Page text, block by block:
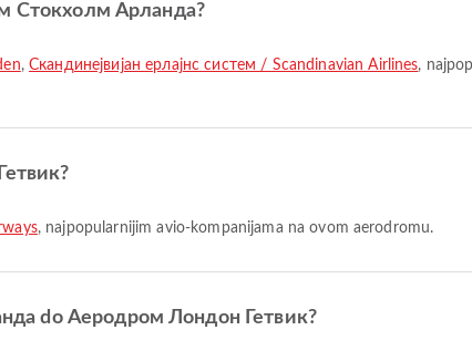
Стокхолм Арланда?
,Скандинејвијан ерлајнс систем / Scandinavian Airlines,
, najpopularnijim avio-kompanijama na ovom aerodromu.
do Аеродром Лондон Гетвик?